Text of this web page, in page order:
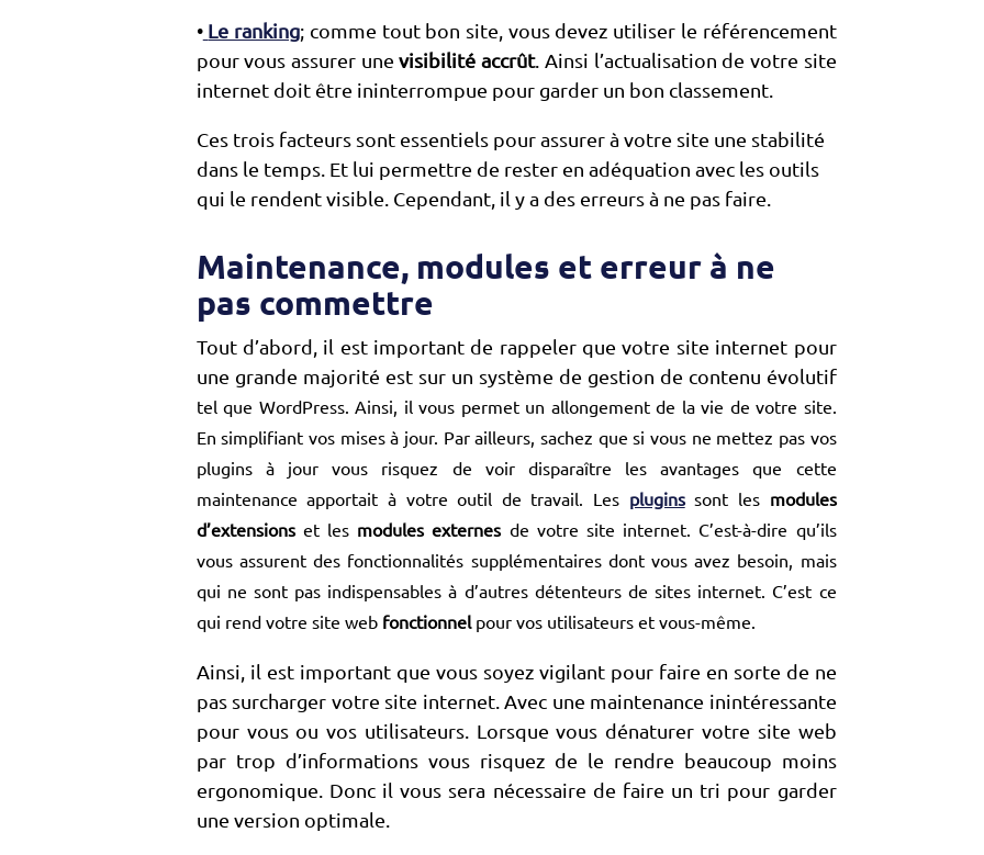
• Le ranking; comme tout bon site, vous devez utiliser le référencement
pour vous assurer unevisibilité accrût. Ainsi l’actualisation de votre site
internet doit être ininterrompue pour garder un bon classement.
Ces trois facteurs sont essentiels pour assurer à votre site une stabilité
dans le temps. Et lui permettre de rester en adéquation avec les outils
qui le rendent visible. Cependant, il y a des erreurs à ne pas faire.
Maintenance, modules et erreur à ne
pas commettre
Tout d’abord, il est important de rappeler que votre site internet pour
une grande majorité est sur un système de gestion de contenu évolutif
tel que WordPress. Ainsi, il vous permet un allongement de la vie de votre site.
En simplifiant vos mises à jour. Par ailleurs, sachez que si vous ne mettez pas vos
plugins à jour vous risquez de voir disparaître les avantages que cette
maintenance apportait à votre outil de travail. Les pluginssont les modules
d’extensionset les modules externesde votre site internet. C’est-à-dire qu’ils
vous assurent des fonctionnalités supplémentaires dont vous avez besoin, mais
qui ne sont pas indispensables à d’autres détenteurs de sites internet. C’est ce
qui rend votre site web fonctionnelpour vos utilisateurs et vous-même.
Ainsi, il est important que vous soyez vigilant pour faire en sorte de ne
pas surcharger votre site internet. Avec une maintenance inintéressante
pour vous ou vos utilisateurs. Lorsque vous dénaturer votre site web
par trop d’informations vous risquez de le rendre beaucoup moins
ergonomique. Donc il vous sera nécessaire de faire un tri pour garder
une version optimale.